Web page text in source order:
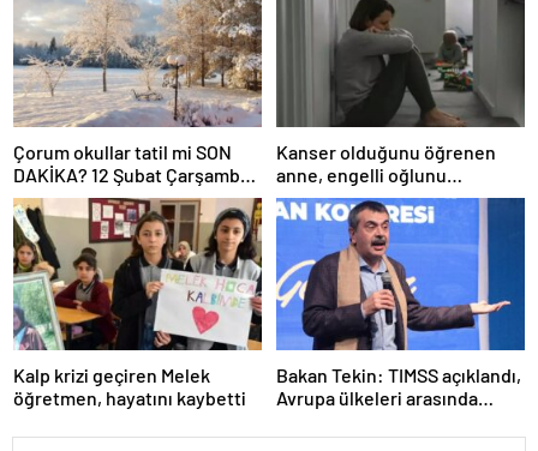
Çorum okullar tatil mi SON
DAKİKA? 12 Şubat Çarşamba
Çorum’da okul yok mu (Çorum
Valiliği Açıklaması – KAR
TATİLİ)?
Kanser olduğunu öğrenen
anne, engelli oğlunu
öldürdükten sonra intihar etti
Kalp krizi geçiren Melek
öğretmen, hayatını kaybetti
Bakan Tekin: TIMSS açıklandı,
Avrupa ülkeleri arasında